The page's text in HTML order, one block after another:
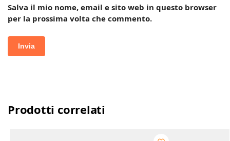
Salva il mio nome, email e sito web in questo browser
per la prossima volta che commento.
Prodotti correlati